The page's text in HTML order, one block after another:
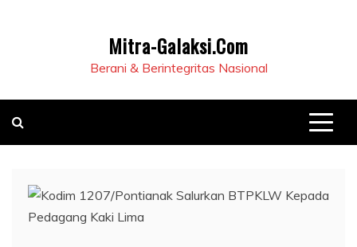
Mitra-Galaksi.Com
Berani & Berintegritas Nasional